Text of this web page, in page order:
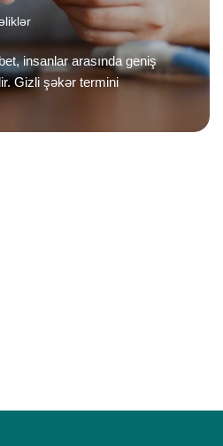
insanlar arasında geniş
Gizli şəkər termini